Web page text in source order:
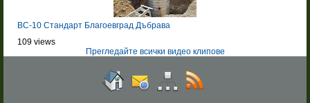
BC-10 Стандарт Благоевград Дъбрава
109 views
Прегледайте всички видео клипове